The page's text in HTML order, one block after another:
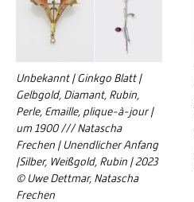
Unbekannt | Ginkgo Blatt |
Gelbgold, Diamant, Rubin,
Perle, Emaille, plique-à-jour |
um 1900 /// Natascha
Frechen | Unendlicher Anfang
|Silber, Weißgold, Rubin | 2023
© Uwe Dettmar, Natascha
Frechen